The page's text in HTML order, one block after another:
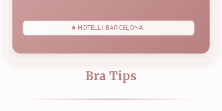
Bra Tips
★ HOTELL I BARCELONA